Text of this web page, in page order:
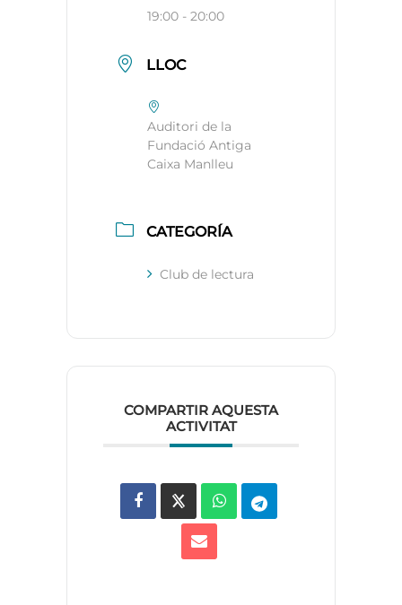
19:00 - 20:00
LLOC
Auditori de la
Fundació Antiga
Caixa Manlleu
CATEGORÍA
Club de lectura
COMPARTIR AQUESTA
ACTIVITAT